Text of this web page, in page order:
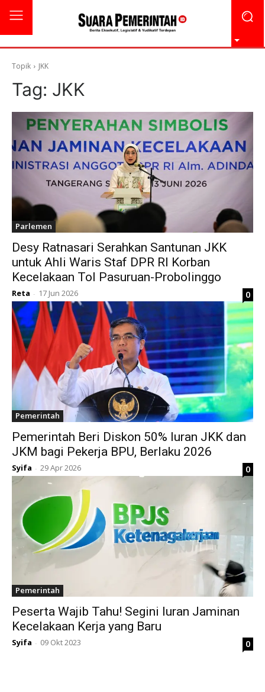
Topik JKK
Tag: JKK
Parlemen
Desy Ratnasari Serahkan Santunan JKK
untuk Ahli Waris Staf DPR RI Korban
Kecelakaan Tol Pasuruan-Probolinggo
Reta - 17 Jun 2026 0
Pemerintah
Pemerintah Beri Diskon 50% Iuran JKK dan
JKM bagi Pekerja BPU, Berlaku 2026
Syifa - 29 Apr 2026 0
Pemerintah
Peserta Wajib Tahu! Segini Iuran Jaminan
Kecelakaan Kerja yang Baru
Syifa - 09 Okt 2023 0